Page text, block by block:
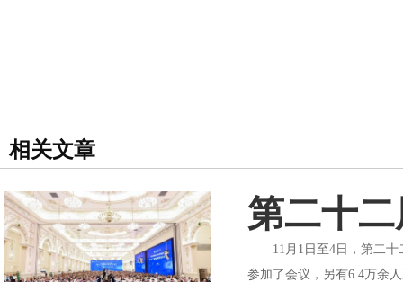
相关文章
第二十
11月1日至4日，第二十
参加了会议，另有6.4万余